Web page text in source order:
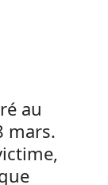
au
mars.